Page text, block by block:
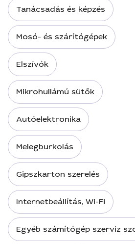
Tanácsadás és képzés
Mosó- és szárítógépek
Elszívók
Mikrohullámú sütők
Autóelektronika
Melegburkolás
Gipszkarton szerelés
Internetbeállítás, Wi-Fi
Egyéb számítógép szerviz